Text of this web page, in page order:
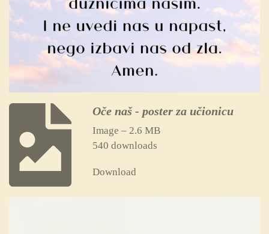
Oče naš - poster za učionicu
Image – 2.6 MB
540 downloads
Download